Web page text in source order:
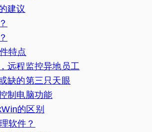
建议
特点
远程监控异地员工
缺的第三只天眼
制电脑功能
的区别
软件？